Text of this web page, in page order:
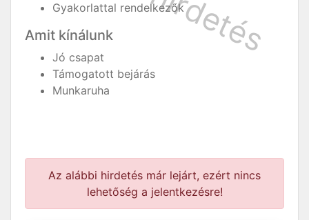
Gyakorlattal rendelkezők
Amit kínálunk
Jó csapat
Támogatott bejárás
Munkaruha
Az alábbi hirdetés már lejárt, ezért nincs
lehetőség a jelentkezésre!